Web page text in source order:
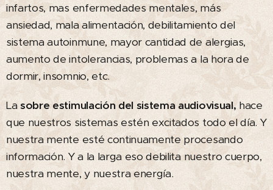
infartos, mas enfermedades mentales, más
ansiedad, mala alimentación, debilitamiento del
sistema autoinmune, mayor cantidad de alergias,
aumento de intolerancias, problemas a la hora de
dormir, insomnio, etc.
Lasobre estimulación del sistema audiovisual,hace
que nuestros sistemas estén excitados todo el día. Y
nuestra mente esté continuamente procesando
información. Y a la larga eso debilita nuestro cuerpo,
nuestra mente, y nuestra energía.